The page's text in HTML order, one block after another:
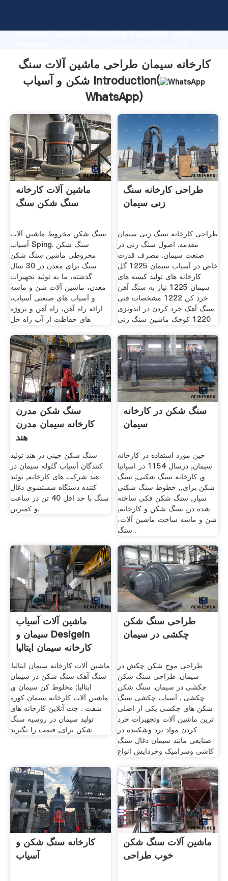
advanced research strength and excellent service,
آسیاب supplier create the value and bring values to all
of customers.
کارخانه سیمان طراحی ماشین آلات سنگ
شکن و آسیاب Introduction(
WhatsApp)
ماشین آلات کارخانه
سنگ شکن سنگ
سنگ شکن مخروط ماشین آلات
آسیاب Sping. سنگ شکن
مخروطی ماشین سنگ شکن
سنگ برای معدن در 30 سال
گذشته، ما به تولید تجهیزات
معدن، ماشین آلات شن و ماسه
و آسیاب های صنعتی آسیاب،
ارائه راه آهن، راه آهن و پروژه
های حفاظت از آب راه حل
طراحی کارخانه سنگ
زنی سیمان
طراحی کارخانه سنگ زنی سیمان
مقدمه. اصول سنگ زنی در
صنعت سیمان. مصرف قدرت
خاص در آسیاب سیمان 1225 گل
کارخانه های تولید کیسه های
سیمان 1225 نیاز به سنگ آهن
خرد کن 1222 مشخصات فنی
سنگ آهک خرد کردن در اندونزی
1220 کوچک ماشین سنگ زنی
سنگ شکن مدرن
کارخانه سیمان مدرن
هند
سنگ شکن چینی در هند تولید
کنندگان آسیاب گلوله سیمان در
هند شرکت های کارخانه, تولید
کننده دستگاه شستشوی ذغال
سنگ با حد اقل 40 تن در ساعت
و کمترین.
سنگ شکن در کارخانه
سیمان
چین مورد استفاده در کارخانه
سیمان, درسال 1154 در اسپانیا
و, کارخانه سنگ شکنی, سنگ
شکن برای,, خطوط سنگ شکنی
سیار, سنگ شکن فکی ساخته
شده در, سنگ شکن و کارخانه,
شن و ماسه ساخت ماشین آلات،
سنگ .
ماشین آلات آسیاب
سیمان و Desigein
کارخانه سیمان ایتالیا
ماشین آلات کارخانه سیمان ایتالیا.
سنگ آهک سنگ شکن در سیمان
ایتالیا; مخلوط کن سیمان و,
ماشین آلات کارخانه سیمان کوره
شفت . چت آنلاین کارخانه های
تولید سیمان در روسیه سنگ
شکن برای, قیمت را بگیرید
طراحی سنگ شکن
چکشی در سیمان
طراحی موج شکن چکش در
سیمان. طراحی سنگ شکن
چکشی در سیمان. سنگ شکن
چکشی . آسیاب چکشی سنگ
شکن های چکشی یکی از اصلی
ترین ماشین آلات وتجهیزات خرد
کردن مواد ترد وشکننده در
صنایعی مانند سیمان ذغال سنگ
کاشی وسرامیک وخردایش انواع
کارخانه سنگ شکن و
آسیاب
ماشین آلات سنگ شکن
خوب طراحی